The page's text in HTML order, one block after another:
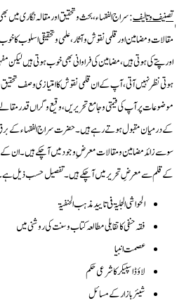
تصنیف وتالیف:سراج الفقہاء، بحث وتحقیق اور مقالہ نگاری
مقالات ومضامین اور قلمی نقوش وآثار ،علمی وتحقیقی اسلوب
اور پتے کی ہوتی ہیں،مضامین کی فراوانی بھی خوب ہوتی ہیں لیکن
ہوتی نظر نہیں آتی،آپ کے ان قلمی نقوش کا امتیازی وصف
موضوعات پر آپ کی قیمتی وجامع تحریریں ،وقیع وگراں قدر
کے درمیان مقبول ہوتے رہے ہیں۔ حضرت سراج الفقہاء کے برق
کے قلم سے معرضِ تحریرمیں آچکے ہیں۔تفصیل حسب ذیل
الحواشی الجلیۃ فی تایید مذہب الحنفیۃ
فقہ حنفی کا تقابلی مطالعہ کتاب وسنت کی روشنی میں
عصمت انبیا
لاؤڈ اسپیکر کاشرعی حکم
شیئر بازار کے مسائل